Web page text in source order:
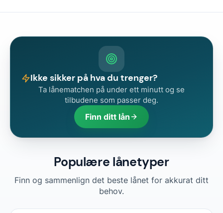
Ikke sikker på hva du trenger?
Ta lånematchen på under ett minutt og se
tilbudene som passer deg.
Finn ditt lån
Populære lånetyper
Finn og sammenlign det beste lånet for akkurat ditt
behov.